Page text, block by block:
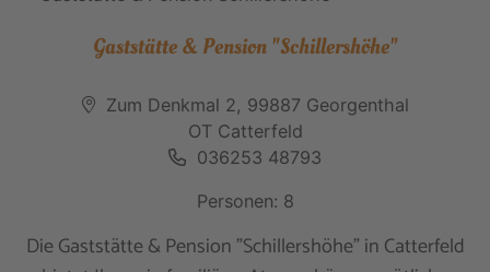
Gaststätte & Pension "Schillershöhe"
Zum Denkmal 2, 99887 Georgenthal
OT Catterfeld
036253 48793
Personen: 8
Die Gaststätte & Pension "Schillershöhe" in Catterfeld